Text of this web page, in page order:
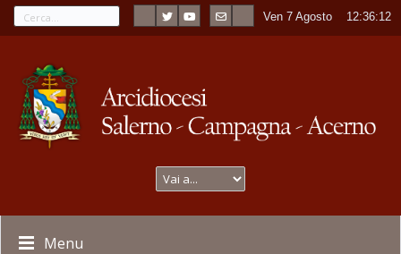
Ven 7 Agosto 12:36:12
Menu